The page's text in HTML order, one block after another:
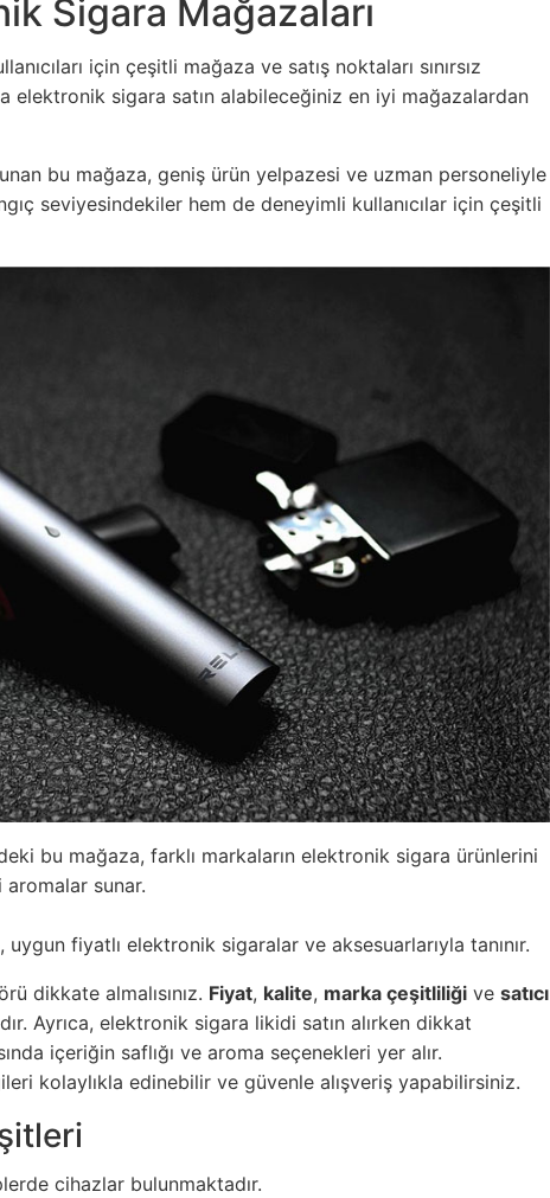
Sigara Mağazaları
için çeşitli mağaza ve satış noktaları sınırsız
elektronik sigara satın alabileceğiniz en iyi mağazalardan
bu mağaza, geniş ürün yelpazesi ve uzman personeliyle
seviyesindekiler hem de deneyimli kullanıcılar için çeşitli
bu mağaza, farklı markaların elektronik sigara ürünlerini
sunar.
fiyatlı elektronik sigaralar ve aksesuarlarıyla tanınır.
dikkate almalısınız. Fiyat, kalite, marka çeşitliliği ve satıcı
Ayrıca, elektronik sigara likidi satın alırken dikkat
içeriğin saflığı ve aroma seçenekleri yer alır.
kolaylıkla edinebilir ve güvenle alışveriş yapabilirsiniz.
cihazlar bulunmaktadır.